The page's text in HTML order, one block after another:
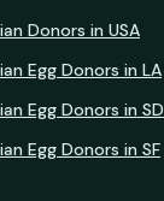
Donors in USA
Egg Donors in LA
Egg Donors in SD
Egg Donors in SF